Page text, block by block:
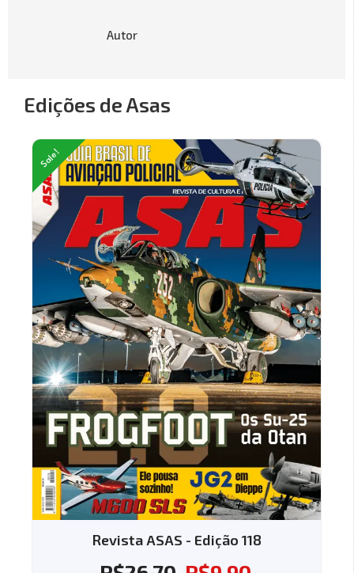
Autor
Edições de Asas
Sale!
Revista ASAS - Edição 118